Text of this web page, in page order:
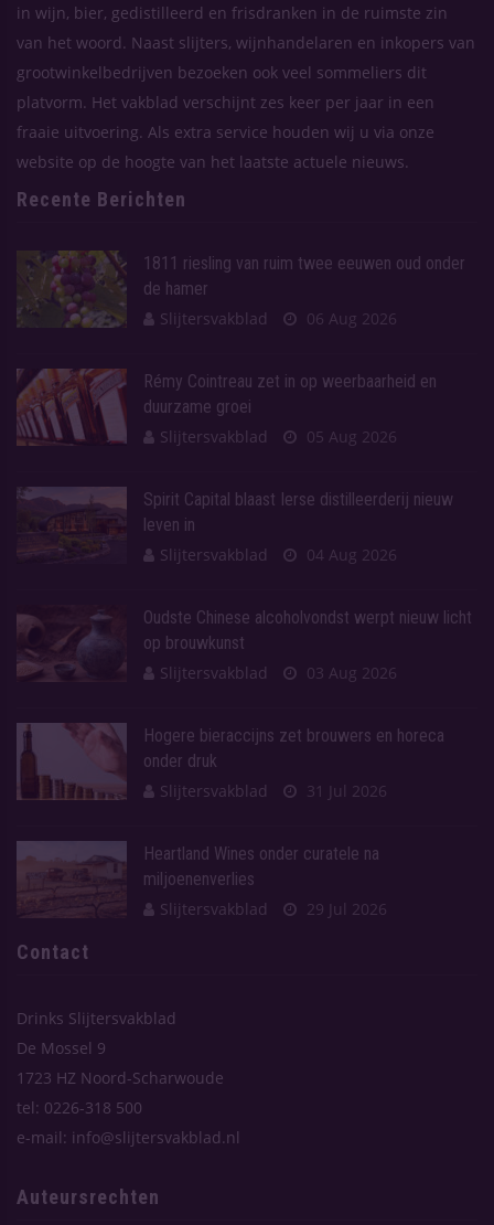
in wijn, bier, gedistilleerd en frisdranken in de ruimste zin
van het woord. Naast slijters, wijnhandelaren en inkopers van
grootwinkelbedrijven bezoeken ook veel sommeliers dit
platvorm. Het vakblad verschijnt zes keer per jaar in een
fraaie uitvoering. Als extra service houden wij u via onze
website op de hoogte van het laatste actuele nieuws.
Recente Berichten
1811 riesling van ruim twee eeuwen oud onder
de hamer
Slijtersvakblad
06 Aug 2026
Rémy Cointreau zet in op weerbaarheid en
duurzame groei
Slijtersvakblad
05 Aug 2026
Spirit Capital blaast Ierse distilleerderij nieuw
leven in
Slijtersvakblad
04 Aug 2026
Oudste Chinese alcoholvondst werpt nieuw licht
op brouwkunst
Slijtersvakblad
03 Aug 2026
Hogere bieraccijns zet brouwers en horeca
onder druk
Slijtersvakblad
31 Jul 2026
Heartland Wines onder curatele na
miljoenenverlies
Slijtersvakblad
29 Jul 2026
Contact
Drinks Slijtersvakblad
De Mossel 9
1723 HZ Noord-Scharwoude
tel: 0226-318 500
e-mail: info@slijtersvakblad.nl
Auteursrechten